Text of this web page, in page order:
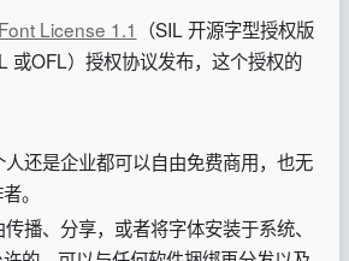
License 1.1 （SIL 开源字型授权版
或OFL）授权协议发布，这个授权的
还是企业都可以自由免费商用，也无
。
播、分享，或者将字体安装于系统、